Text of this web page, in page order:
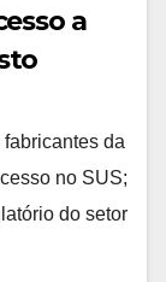
a
da
no SUS;
do setor